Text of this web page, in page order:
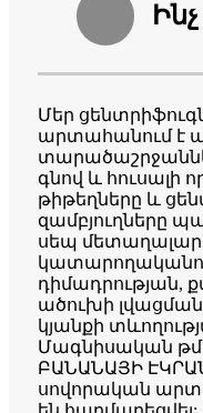
Մեր
արտահանում է
գնով և հուսալի
թիթեղները և
զամբյուղները
սեպ
դիմադրության,
ածուխի
կյանքի
Մագնիսական
ԲԱՆԱՆԱՅԻ
սովորական